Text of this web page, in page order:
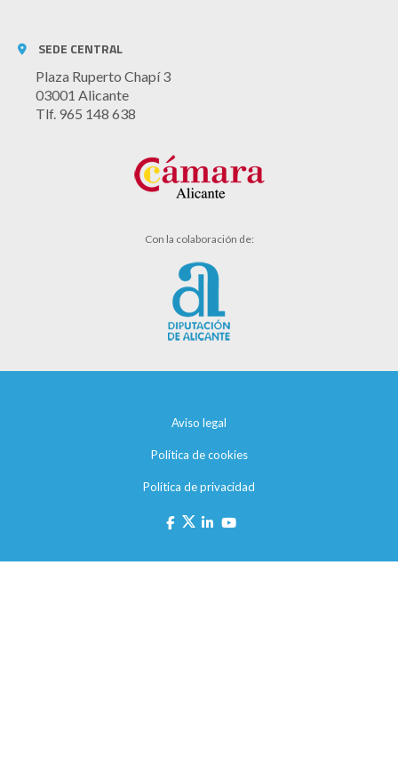
SEDE CENTRAL
Plaza Ruperto Chapí 3
03001 Alicante
Tlf. 965 148 638
Con la colaboración de:
Aviso legal
Política de cookies
Política de privacidad